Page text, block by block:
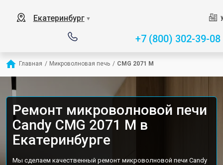
Екатеринбург ▼
+7 (800) 302-39-08
Главная / Микроволновая печь / CMG 2071 M
Ремонт микроволновой печи
Candy CMG 2071 M в
Екатеринбурге
Мы сделаем качественный ремонт микроволновой печи Candy